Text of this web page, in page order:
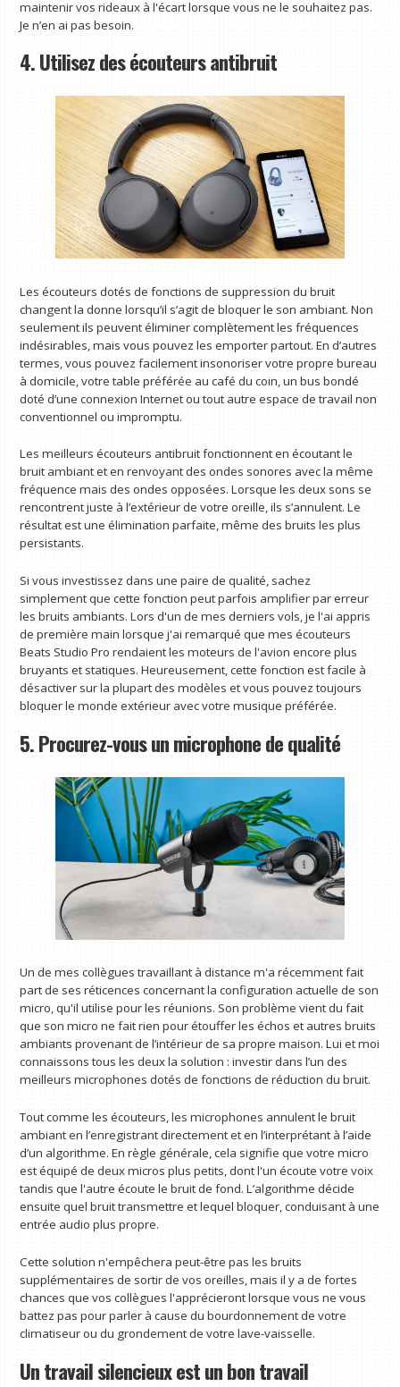
maintenir vos rideaux à l'écart lorsque vous ne le souhaitez pas.
Je n’en ai pas besoin.
4. Utilisez des écouteurs antibruit
Les écouteurs dotés de fonctions de suppression du bruit
changent la donne lorsqu’il s’agit de bloquer le son ambiant. Non
seulement ils peuvent éliminer complètement les fréquences
indésirables, mais vous pouvez les emporter partout. En d’autres
termes, vous pouvez facilement insonoriser votre propre bureau
à domicile, votre table préférée au café du coin, un bus bondé
doté d’une connexion Internet ou tout autre espace de travail non
conventionnel ou impromptu.
Les meilleurs écouteurs antibruit fonctionnent en écoutant le
bruit ambiant et en renvoyant des ondes sonores avec la même
fréquence mais des ondes opposées. Lorsque les deux sons se
rencontrent juste à l’extérieur de votre oreille, ils s’annulent. Le
résultat est une élimination parfaite, même des bruits les plus
persistants.
Si vous investissez dans une paire de qualité, sachez
simplement que cette fonction peut parfois amplifier par erreur
les bruits ambiants. Lors d'un de mes derniers vols, je l'ai appris
de première main lorsque j'ai remarqué que mes écouteurs
Beats Studio Pro rendaient les moteurs de l'avion encore plus
bruyants et statiques. Heureusement, cette fonction est facile à
désactiver sur la plupart des modèles et vous pouvez toujours
bloquer le monde extérieur avec votre musique préférée.
5. Procurez-vous un microphone de qualité
Un de mes collègues travaillant à distance m'a récemment fait
part de ses réticences concernant la configuration actuelle de son
micro, qu'il utilise pour les réunions. Son problème vient du fait
que son micro ne fait rien pour étouffer les échos et autres bruits
ambiants provenant de l’intérieur de sa propre maison. Lui et moi
connaissons tous les deux la solution : investir dans l’un des
meilleurs microphones dotés de fonctions de réduction du bruit.
Tout comme les écouteurs, les microphones annulent le bruit
ambiant en l’enregistrant directement et en l’interprétant à l’aide
d’un algorithme. En règle générale, cela signifie que votre micro
est équipé de deux micros plus petits, dont l'un écoute votre voix
tandis que l'autre écoute le bruit de fond. L’algorithme décide
ensuite quel bruit transmettre et lequel bloquer, conduisant à une
entrée audio plus propre.
Cette solution n'empêchera peut-être pas les bruits
supplémentaires de sortir de vos oreilles, mais il y a de fortes
chances que vos collègues l'apprécieront lorsque vous ne vous
battez pas pour parler à cause du bourdonnement de votre
climatiseur ou du grondement de votre lave-vaisselle.
Un travail silencieux est un bon travail